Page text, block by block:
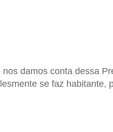
nos damos conta dessa
se faz habitante,